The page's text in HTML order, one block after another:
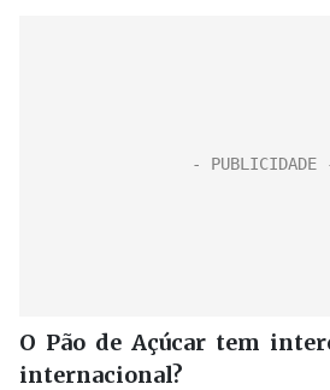
O Pão de Açúcar tem
internacional?